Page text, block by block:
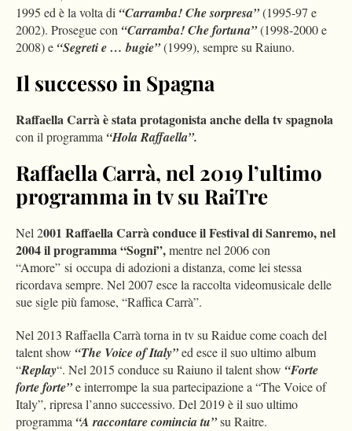
1995 ed è la volta di “Carramba! Che sorpresa”(1995-97 e
2002). Prosegue con “Carramba! Che fortuna”(1998-2000 e
2008) e “Segreti e … bugie”(1999), sempre su Raiuno.
Il successo in Spagna
Raffaella Carrà è stata protagonista anche della tv spagnola
con il programma “Hola Raffaella”.
Raffaella Carrà, nel 2019 l’ultimo
programma in tv su RaiTre
Nel 2001 Raffaella Carrà conduce il Festival di Sanremo, nel
2004 il programma “Sogni”,mentre nel 2006 con
“Amore” si occupa di adozioni a distanza, come lei stessa
ricordava sempre. Nel 2007 esce la raccolta videomusicale delle
sue sigle più famose, “Raffica Carrà”.
Nel 2013 Raffaella Carrà torna in tv su Raidue come coach del
talent show “The Voice of Italy”ed esce il suo ultimo album
“Replay“. Nel 2015 conduce su Raiuno il talent show “Forte
forte forte”e interrompe la sua partecipazione a “The Voice of
Italy”, ripresa l’anno successivo. Del 2019 è il suo ultimo
programma “A raccontare comincia tu”su Raitre.